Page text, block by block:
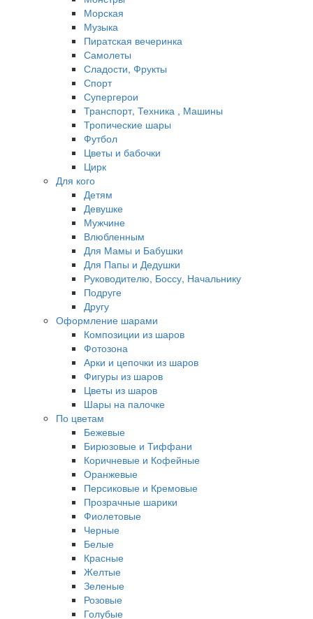
Морская
Музыка
Пиратская вечеринка
Самолеты
Сладости, Фрукты
Спорт
Супергерои
Транспорт, Техника , Машины
Тропические шары
Футбол
Цветы и бабочки
Цирк
Для кого
Детям
Девушке
Мужчине
Влюбленным
Для Мамы и Бабушки
Для Папы и Дедушки
Руководителю, Боссу, Начальнику
Подруге
Другу
Оформление шарами
Композиции из шаров
Фотозона
Арки и цепочки из шаров
Фигуры из шаров
Цветы из шаров
Шары на палочке
По цветам
Бежевые
Бирюзовые и Тиффани
Коричневые и Кофейные
Оранжевые
Персиковые и Кремовые
Прозрачные шарики
Фиолетовые
Черные
Белые
Красные
Желтые
Зеленые
Розовые
Голубые